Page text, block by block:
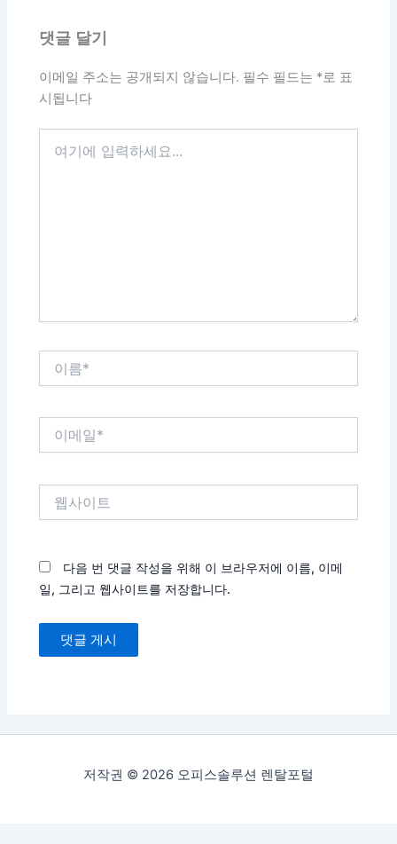
댓글 달기
이메일 주소는 공개되지 않습니다. 필수 필드는 *로 표
시됩니다
다음 번 댓글 작성을 위해 이 브라우저에 이름, 이메
일, 그리고 웹사이트를 저장합니다.
저작권 © 2026 오피스솔루션 렌탈포털